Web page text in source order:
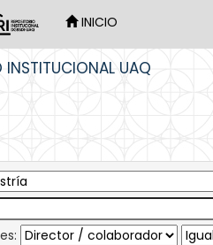
INICIO
INSTITUCIONAL UAQ